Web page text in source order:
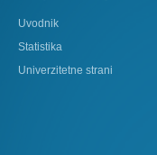
Uvodnik
Statistika
Univerzitetne strani